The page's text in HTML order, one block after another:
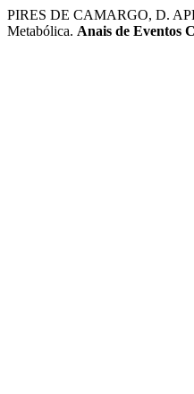
PIRES DE CAMARGO, D.
Metabólica. Anais de Eventos